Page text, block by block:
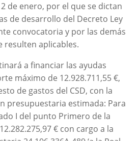
de enero, por el que se dictan
de desarrollo del Decreto Ley
convocatoria y por las demás
resulten aplicables.
a financiar las ayudas
máximo de 12.928.711,55 €,
de gastos del CSD, con la
presupuestaria estimada: Para
I del punto Primero de la
€ con cargo a la